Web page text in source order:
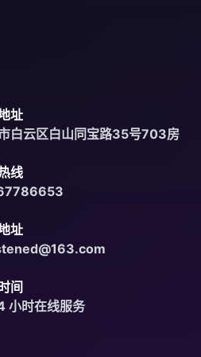
址
白云区白山同宝路35号703房
线
址
间
小时在线服务